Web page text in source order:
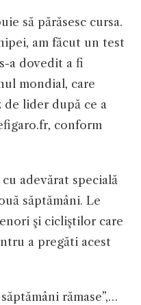
să părăsesc cursa.
am făcut un test
a dovedit a fi
mondial, care
lider după ce a
conform
adevărat specială
săptămâni. Le
şi cicliştilor care
a pregăti acest
rămase”,…